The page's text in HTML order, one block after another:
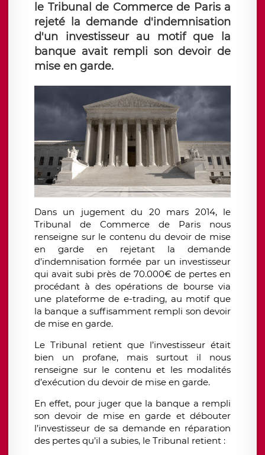
le Tribunal de Commerce de Paris a
rejeté la demande d'indemnisation
d'un investisseur au motif que la
banque avait rempli son devoir de
mise en garde.
Dans un jugement du 20 mars 2014, le
Tribunal de Commerce de Paris nous
renseigne sur le contenu du devoir de mise
en garde en rejetant la demande
d’indemnisation formée par un investisseur
qui avait subi près de 70.000€ de pertes en
procédant à des opérations de bourse via
une plateforme de e-trading, au motif que
la banque a suffisamment rempli son devoir
de mise en garde.
Le Tribunal retient que l’investisseur était
bien un profane, mais surtout il nous
renseigne sur le contenu et les modalités
d’exécution du devoir de mise en garde.
En effet, pour juger que la banque a rempli
son devoir de mise en garde et débouter
l’investisseur de sa demande en réparation
des pertes qu’il a subies, le Tribunal retient :